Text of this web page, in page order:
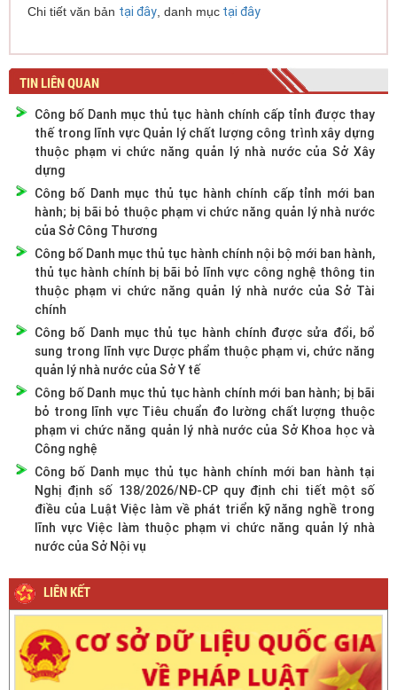
Chi tiết văn bản tại đây , danh mục tại đây
TIN LIÊN QUAN
Công bố Danh mục thủ tục hành chính cấp tỉnh được thay
thế trong lĩnh vực Quản lý chất lượng công trình xây dựng
thuộc phạm vi chức năng quản lý nhà nước của Sở Xây
dựng
Công bố Danh mục thủ tục hành chính cấp tỉnh mới ban
hành; bị bãi bỏ thuộc phạm vi chức năng quản lý nhà nước
của Sở Công Thương
Công bố Danh mục thủ tục hành chính nội bộ mới ban hành,
thủ tục hành chính bị bãi bỏ lĩnh vực công nghệ thông tin
thuộc phạm vi chức năng quản lý nhà nước của Sở Tài
chính
Công bố Danh mục thủ tục hành chính được sửa đổi, bổ
sung trong lĩnh vực Dược phẩm thuộc phạm vi, chức năng
quản lý nhà nước của Sở Y tế
Công bố Danh mục thủ tục hành chính mới ban hành; bị bãi
bỏ trong lĩnh vực Tiêu chuẩn đo lường chất lượng thuộc
phạm vi chức năng quản lý nhà nước của Sở Khoa học và
Công nghệ
Công bố Danh mục thủ tục hành chính mới ban hành tại
Nghị định số 138/2026/NĐ-CP quy định chi tiết một số
điều của Luật Việc làm về phát triển kỹ năng nghề trong
lĩnh vực Việc làm thuộc phạm vi chức năng quản lý nhà
nước của Sở Nội vụ
LIÊN KẾT